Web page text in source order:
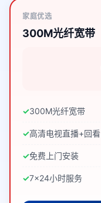
家庭优选
300M光纤宽带
300M光纤宽带
高清电视直播+回看
免费上门安装
7×24小时服务